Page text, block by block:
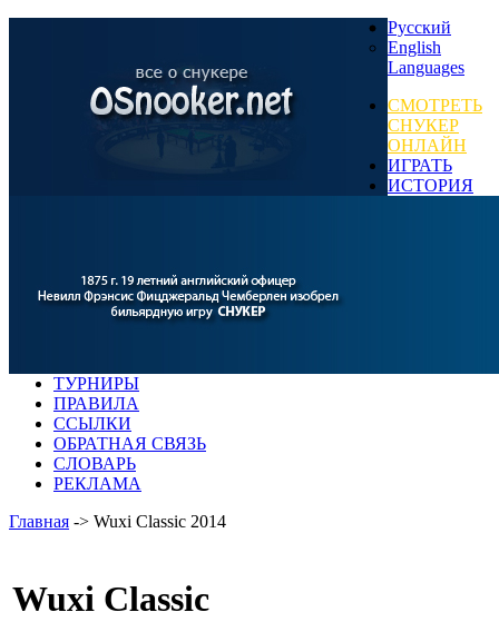
Русский
English
Languages
СМОТРЕТЬ
СНУКЕР
ОНЛАЙН
ИГРАТЬ
ИСТОРИЯ
ТУРНИРЫ
ПРАВИЛА
ССЫЛКИ
ОБРАТНАЯ СВЯЗЬ
СЛОВАРЬ
РЕКЛАМА
Главная -> Wuxi Classic 2014
Wuxi Classic